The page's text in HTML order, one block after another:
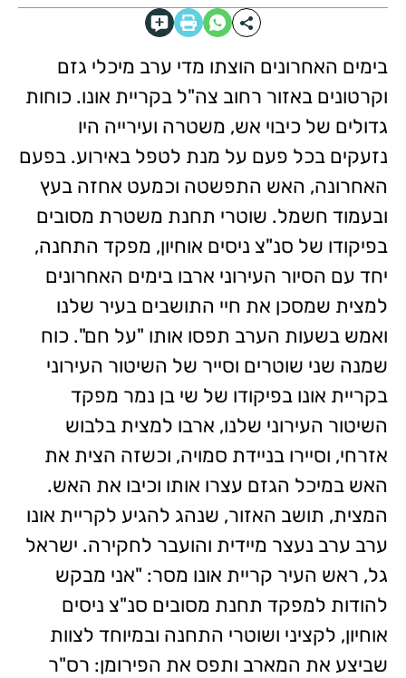
בימים האחרונים הוצתו מדי ערב מיכלי גזם
וקרטונים באזור רחוב צה"ל בקריית אונו. כוחות
גדולים של כיבוי אש, משטרה ועירייה היו
נזעקים בכל פעם על מנת לטפל באירוע. בפעם
האחרונה, האש התפשטה וכמעט אחזה בעץ
ובעמוד חשמל. שוטרי תחנת משטרת מסובים
בפיקודו של סנ"צ ניסים אוחיון, מפקד התחנה,
יחד עם הסיור העירוני ארבו בימים האחרונים
למצית שמסכן את חיי התושבים בעיר שלנו
ואמש בשעות הערב תפסו אותו "על חם". כוח
שמנה שני שוטרים וסייר של השיטור העירוני
בקריית אונו בפיקודו של שי בן נמר מפקד
השיטור העירוני שלנו, ארבו למצית בלבוש
אזרחי, וסיירו בניידת סמויה, וכשזה הצית את
האש במיכל הגזם עצרו אותו וכיבו את האש.
המצית, תושב האזור, שנהג להגיע לקריית אונו
ערב ערב נעצר מיידית והועבר לחקירה. ישראל
גל, ראש העיר קריית אונו מסר: "אני מבקש
להודות למפקד תחנת מסובים סנ"צ ניסים
אוחיון, לקציני ושוטרי התחנה ובמיוחד לצוות
שביצע את המארב ותפס את הפירומן: רס"ר